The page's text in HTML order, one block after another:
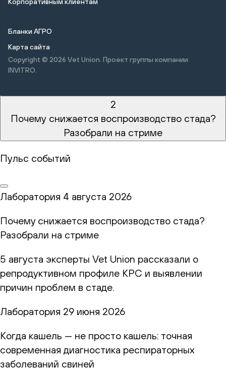
Бланки АГРО
Карта сайта
Copyright © 2026 Vet Union. Проект группы компании
INVITRO.
2
Почему снижается воспроизводство стада?
Разобрали на стриме
Пульс событий
Лаборатория 4 августа 2026
Почему снижается воспроизводство стада?
Разобрали на стриме
5 августа эксперты Vet Union рассказали о
репродуктивном профиле КРС и выявлении
причин проблем в стаде.
Лаборатория 29 июня 2026
Когда кашель — не просто кашель: точная
современная диагностика респираторных
заболеваний свиней